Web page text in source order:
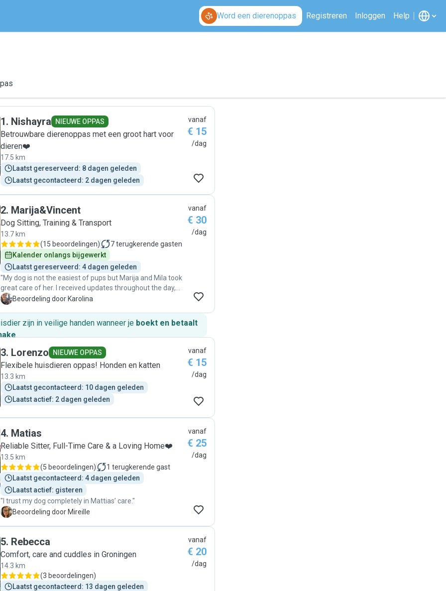
Word een dierenoppas Registreren Inloggen Help
1. Nishayra NIEUWE OPPAS
Betrouwbare dierenoppas met een groot hart voor
dieren❤️
17.5 km
Laatst gereserveerd: 8 dagen geleden
Laatst gecontacteerd: 2 dagen geleden
vanaf
€ 15
/dag
2. Marija&Vincent
Dog Sitting, Training & Transport
13.7 km
(15 beoordelingen) 7terugkerende gasten
Kalender onlangs bijgewerkt
Laatst gereserveerd: 4 dagen geleden
"My dog is not the easiest of pups but Marija and Mila took
great care of her. I received updates throughout the day,
and I knew my Nala was in good hands! Marija is very
last minute, which I am extremely grateful for! I really
recommend their petsitting services!!"
K Beoordeling door Karolina
vanaf
€ 30
/dag
zijn in veilige handen wanneer je boekt en betaalt
.
3. Lorenzo NIEUWE OPPAS
Flexibele huisdieren oppas! Honden en katten
13.3 km
Laatst gecontacteerd: 10 dagen geleden
Laatst actief: 2 dagen geleden
vanaf
€ 15
/dag
4. Matias
Reliable Sitter, Full-Time Care & a Loving Home❤️
13.5 km
(5 beoordelingen) 1 terugkerende gast
Laatst gecontacteerd: 4 dagen geleden
Laatst actief: gisteren
"I trust my dog completely in Mattias’ care."
M Beoordeling door Mireille
vanaf
€ 25
/dag
5. Rebecca
Comfort, care and cuddles in Groningen
14.3 km
(3 beoordelingen)
Laatst gecontacteerd: 13 dagen geleden
vanaf
€ 20
/dag